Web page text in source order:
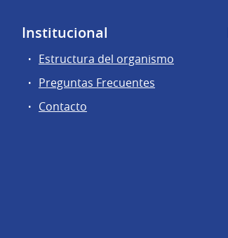
Institucional
Estructura del organismo
Preguntas Frecuentes
Contacto